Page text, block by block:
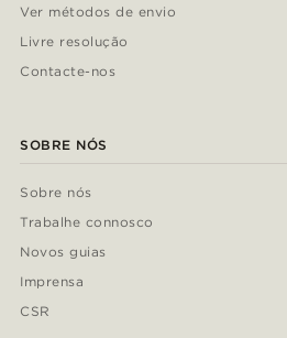
Ver métodos de envio
Livre resolução
Contacte-nos
SOBRE NÓS
Sobre nós
Trabalhe connosco
Novos guias
Imprensa
CSR